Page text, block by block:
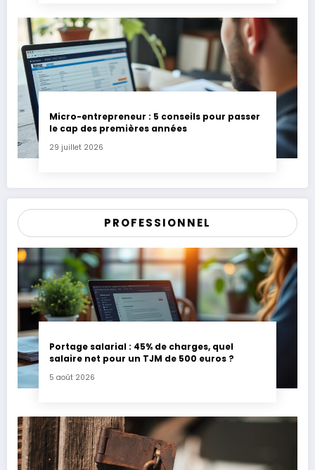
Micro-entrepreneur : 5 conseils pour passer
le cap des premières années
29 juillet 2026
PROFESSIONNEL
Portage salarial : 45% de charges, quel
salaire net pour un TJM de 500 euros ?
5 août 2026